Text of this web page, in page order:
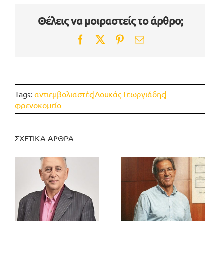
Θέλεις να μοιραστείς το άρθρο;
Facebook
TwitterPinterest
Email
Tags: αντιεμβολιαστές|Λουκάς Γεωργιάδης|
φρενοκομείο
ΣΧΕΤΙΚΑ ΑΡΘΡΑ